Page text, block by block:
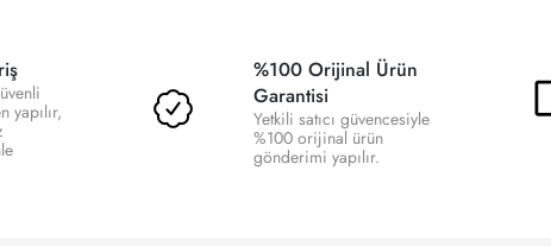
yapılır,
%100 Orijinal Ürün
Garantisi
Yetkili satıcı güvencesiyle
%100 orijinal ürün
gönderimi yapılır.